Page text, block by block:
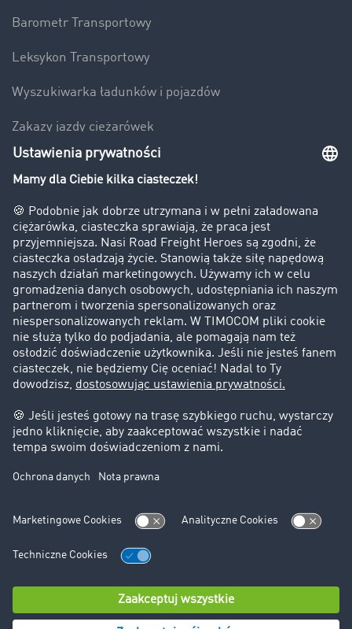
Barometr Transportowy
Leksykon Transportowy
Wyszukiwarka ładunków i pojazdów
Zakazy jazdy ciężarówek
Bezpieczeństwo
Firma
Historie sukcesu
Klienci pozyskują nowych klientów
Informacje prawne
Impressum
OWU
Ochrona danych
Ustawienia plików cookies